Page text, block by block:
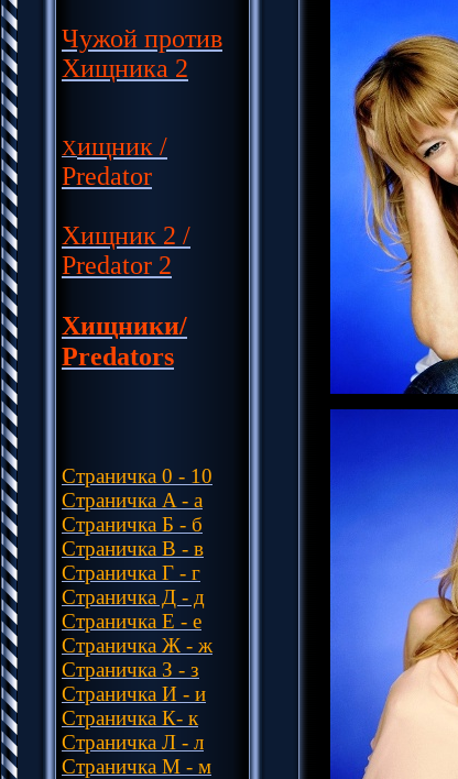
Чужой против
Хищника 2
Хищник /
Predator
Хищник 2 /
Predator 2
Хищники/
Predators
Страничка 0 - 10
Страничка A - a
Страничка Б - б
Страничка В - в
Cтраничка Г - г
Страничка Д - д
Cтраничка Е - е
Cтраничка Ж - ж
Страничка З - з
Страничка И - и
Страничка К- к
Страничка Л - л
Страничка М - м